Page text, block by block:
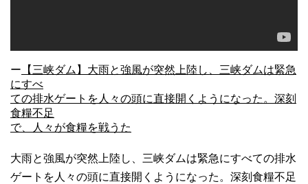
ー 【三峡ダム】大雨と強風が突然上陸し、三峡ダムは緊急
にすべ
ての排水ゲートを人々の頭に直接開くようになった。深刻
食糧不足
で、人々が食糧を戦うた
大雨と強風が突然上陸し、三峡ダムは緊急にすべての排水
ゲートを人々の頭に直接開くようになった。深刻食糧不足